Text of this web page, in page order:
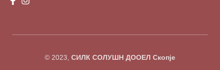
© 2023, СИЛК СОЛУШН ДООЕЛ Скопје